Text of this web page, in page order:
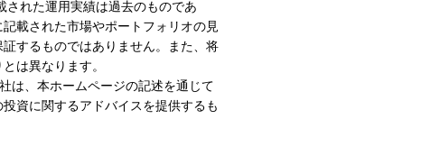
された運用実績は過去のものであ
載された市場やポートフォリオの見
するものではありません。また、将
は異なります。
は、本ホームページの記述を通じて
資に関するアドバイスを提供するも